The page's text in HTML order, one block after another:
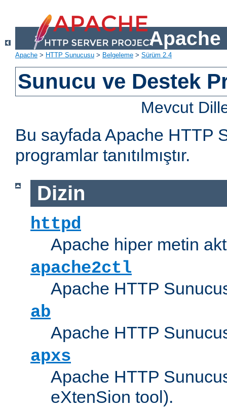
Apache
Apache > HTTP Sunucusu > Belgeleme > Sürüm 2.4
Sunucu ve Destek
Mevcut
Bu sayfada Apache HTTP
programlar tanıtılmıştır.
Dizin
httpd
Apache hiper metin
apache2ctl
Apache HTTP
ab
Apache HTTP
apxs
Apache HTTP
eXtenSion tool).